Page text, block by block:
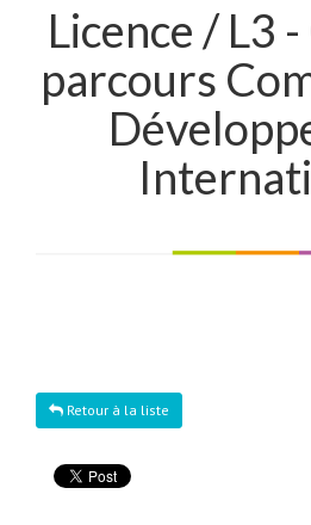
Licence / L3
parcours
Retour à la liste